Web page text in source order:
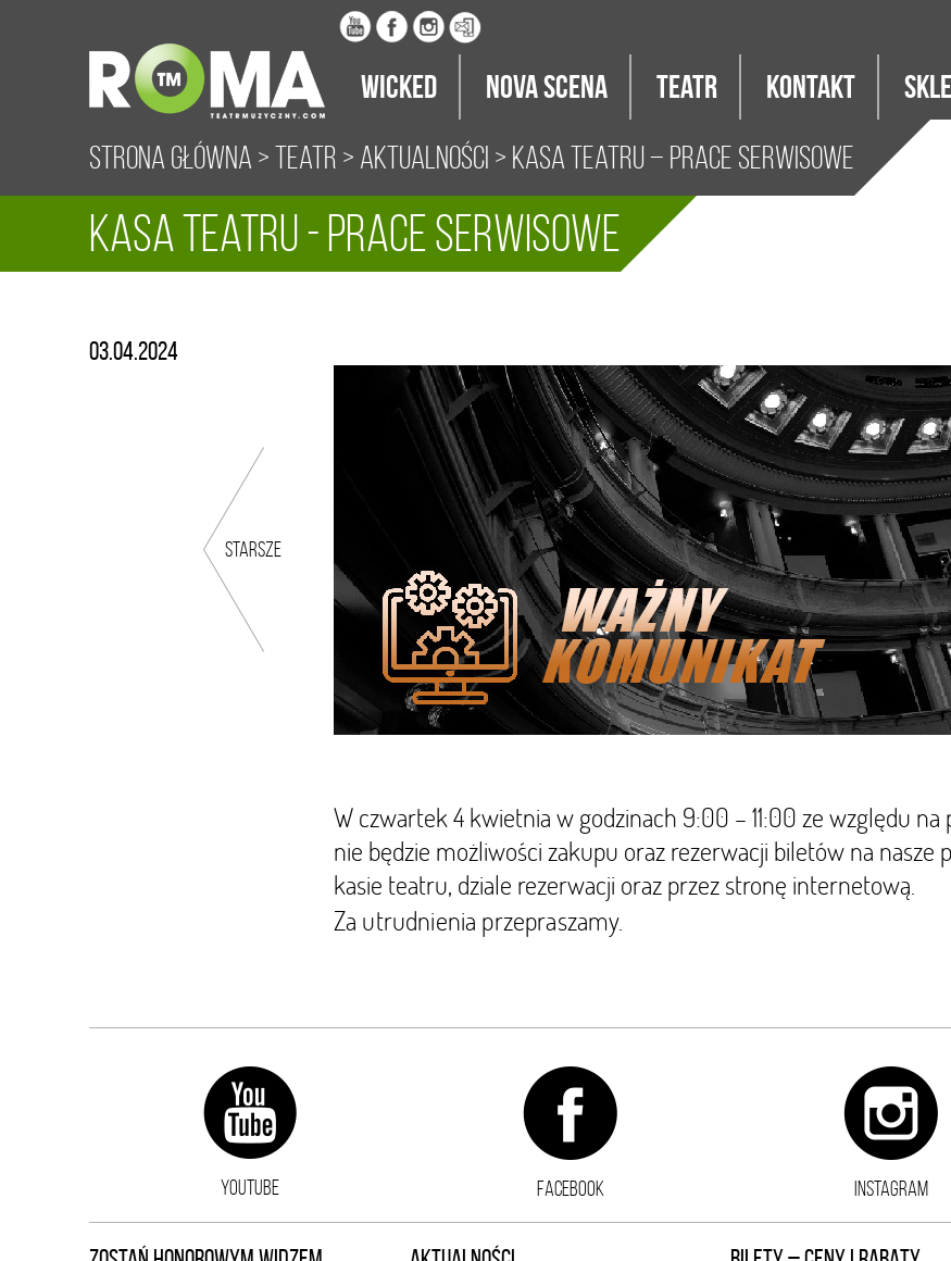
Wicked Nova Scena Teatr Kontakt
Strona główna >Teatr > Aktualności > Kasa teatru – prace serwisowe
Kasa teatru - prace serwisowe
03.04.2024
starsze
W czwartek 4 kwietnia w godzinach 9:00 – 11:00 ze względu
nie będzie możliwości zakupu oraz rezerwacji biletów na nasze
kasie teatru, dziale rezerwacji oraz przez stronę internetową.
Za utrudnienia przepraszamy.
YOUTUBE FACEBOOK INSTAGRAM